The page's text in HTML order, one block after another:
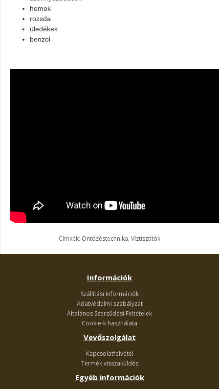
homok
rozsda
üledékek
benzol
Címkék: Öntözéstechnika, Víztisztítók
Információk
Szállítási Információk
Adatvédelmi szabályzat
Általános Szerződési Feltételek
Cookie-k használata
Vevőszolgálat
Kapcsolatfelvétel
Termék visszaküldés
Egyéb információk